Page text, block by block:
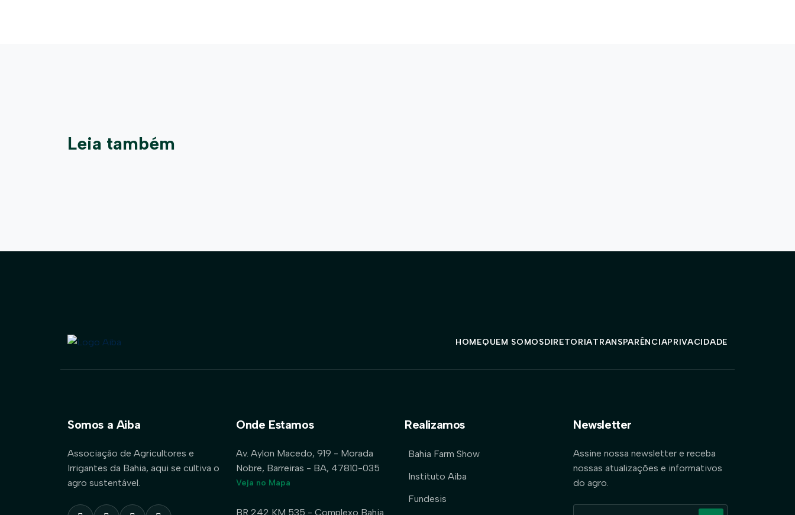
Leia também
HOMEQUEM SOMOSDIRETORIATRANSPARÊNCIAPRIVACIDADE
Somos a Aiba
Associação de Agricultores e
Irrigantes da Bahia, aqui se cultiva o
agro sustentável.
Onde Estamos
Av. Aylon Macedo, 919 - Morada
Nobre, Barreiras - BA, 47810-035
Veja no Mapa
BR 242 KM 535 - Complexo Bahia
Realizamos
Bahia Farm Show
Instituto Aiba
Fundesis
Newsletter
Assine nossa newsletter e receba
nossas atualizações e informativos
do agro.